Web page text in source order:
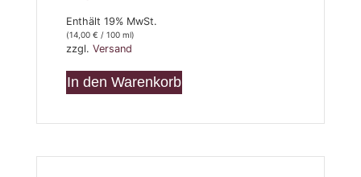
Enthält 19% MwSt.
(14,00 € / 100 ml)
zzgl. Versand
In den Warenkorb